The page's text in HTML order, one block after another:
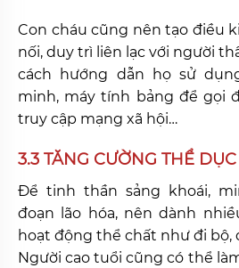
Con cháu cũng nên tạo điều
nối, duy trì liên lạc với người
cách hướng dẫn họ sử
minh, máy tính bảng để gọi
truy cập mạng xã hội…
3.3 TĂNG CƯỜNG THỂ
Để tinh thần sảng khoái,
đoạn lão hóa, nên dành
hoạt động thể chất như đi bộ,
Người cao tuổi cũng có thể